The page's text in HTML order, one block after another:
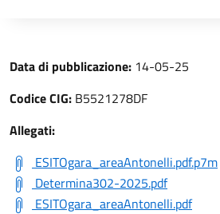
Data di pubblicazione: 14-05-25
Codice CIG: B5521278DF
Allegati:
ESITOgara_areaAntonelli.pdf.p7m
Determina302-2025.pdf
ESITOgara_areaAntonelli.pdf